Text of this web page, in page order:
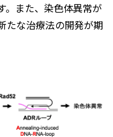
。また、染色体異常が
たな治療法の開発が期